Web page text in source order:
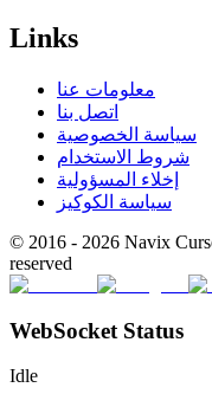
Links
معلومات عنا
اتصل بنا
سياسة الخصوصية
شروط الاستخدام
إخلاء المسؤولية
سياسة الكوكيز
© 2016 - 2026 Navix
reserved
WebSocket Status
Idle